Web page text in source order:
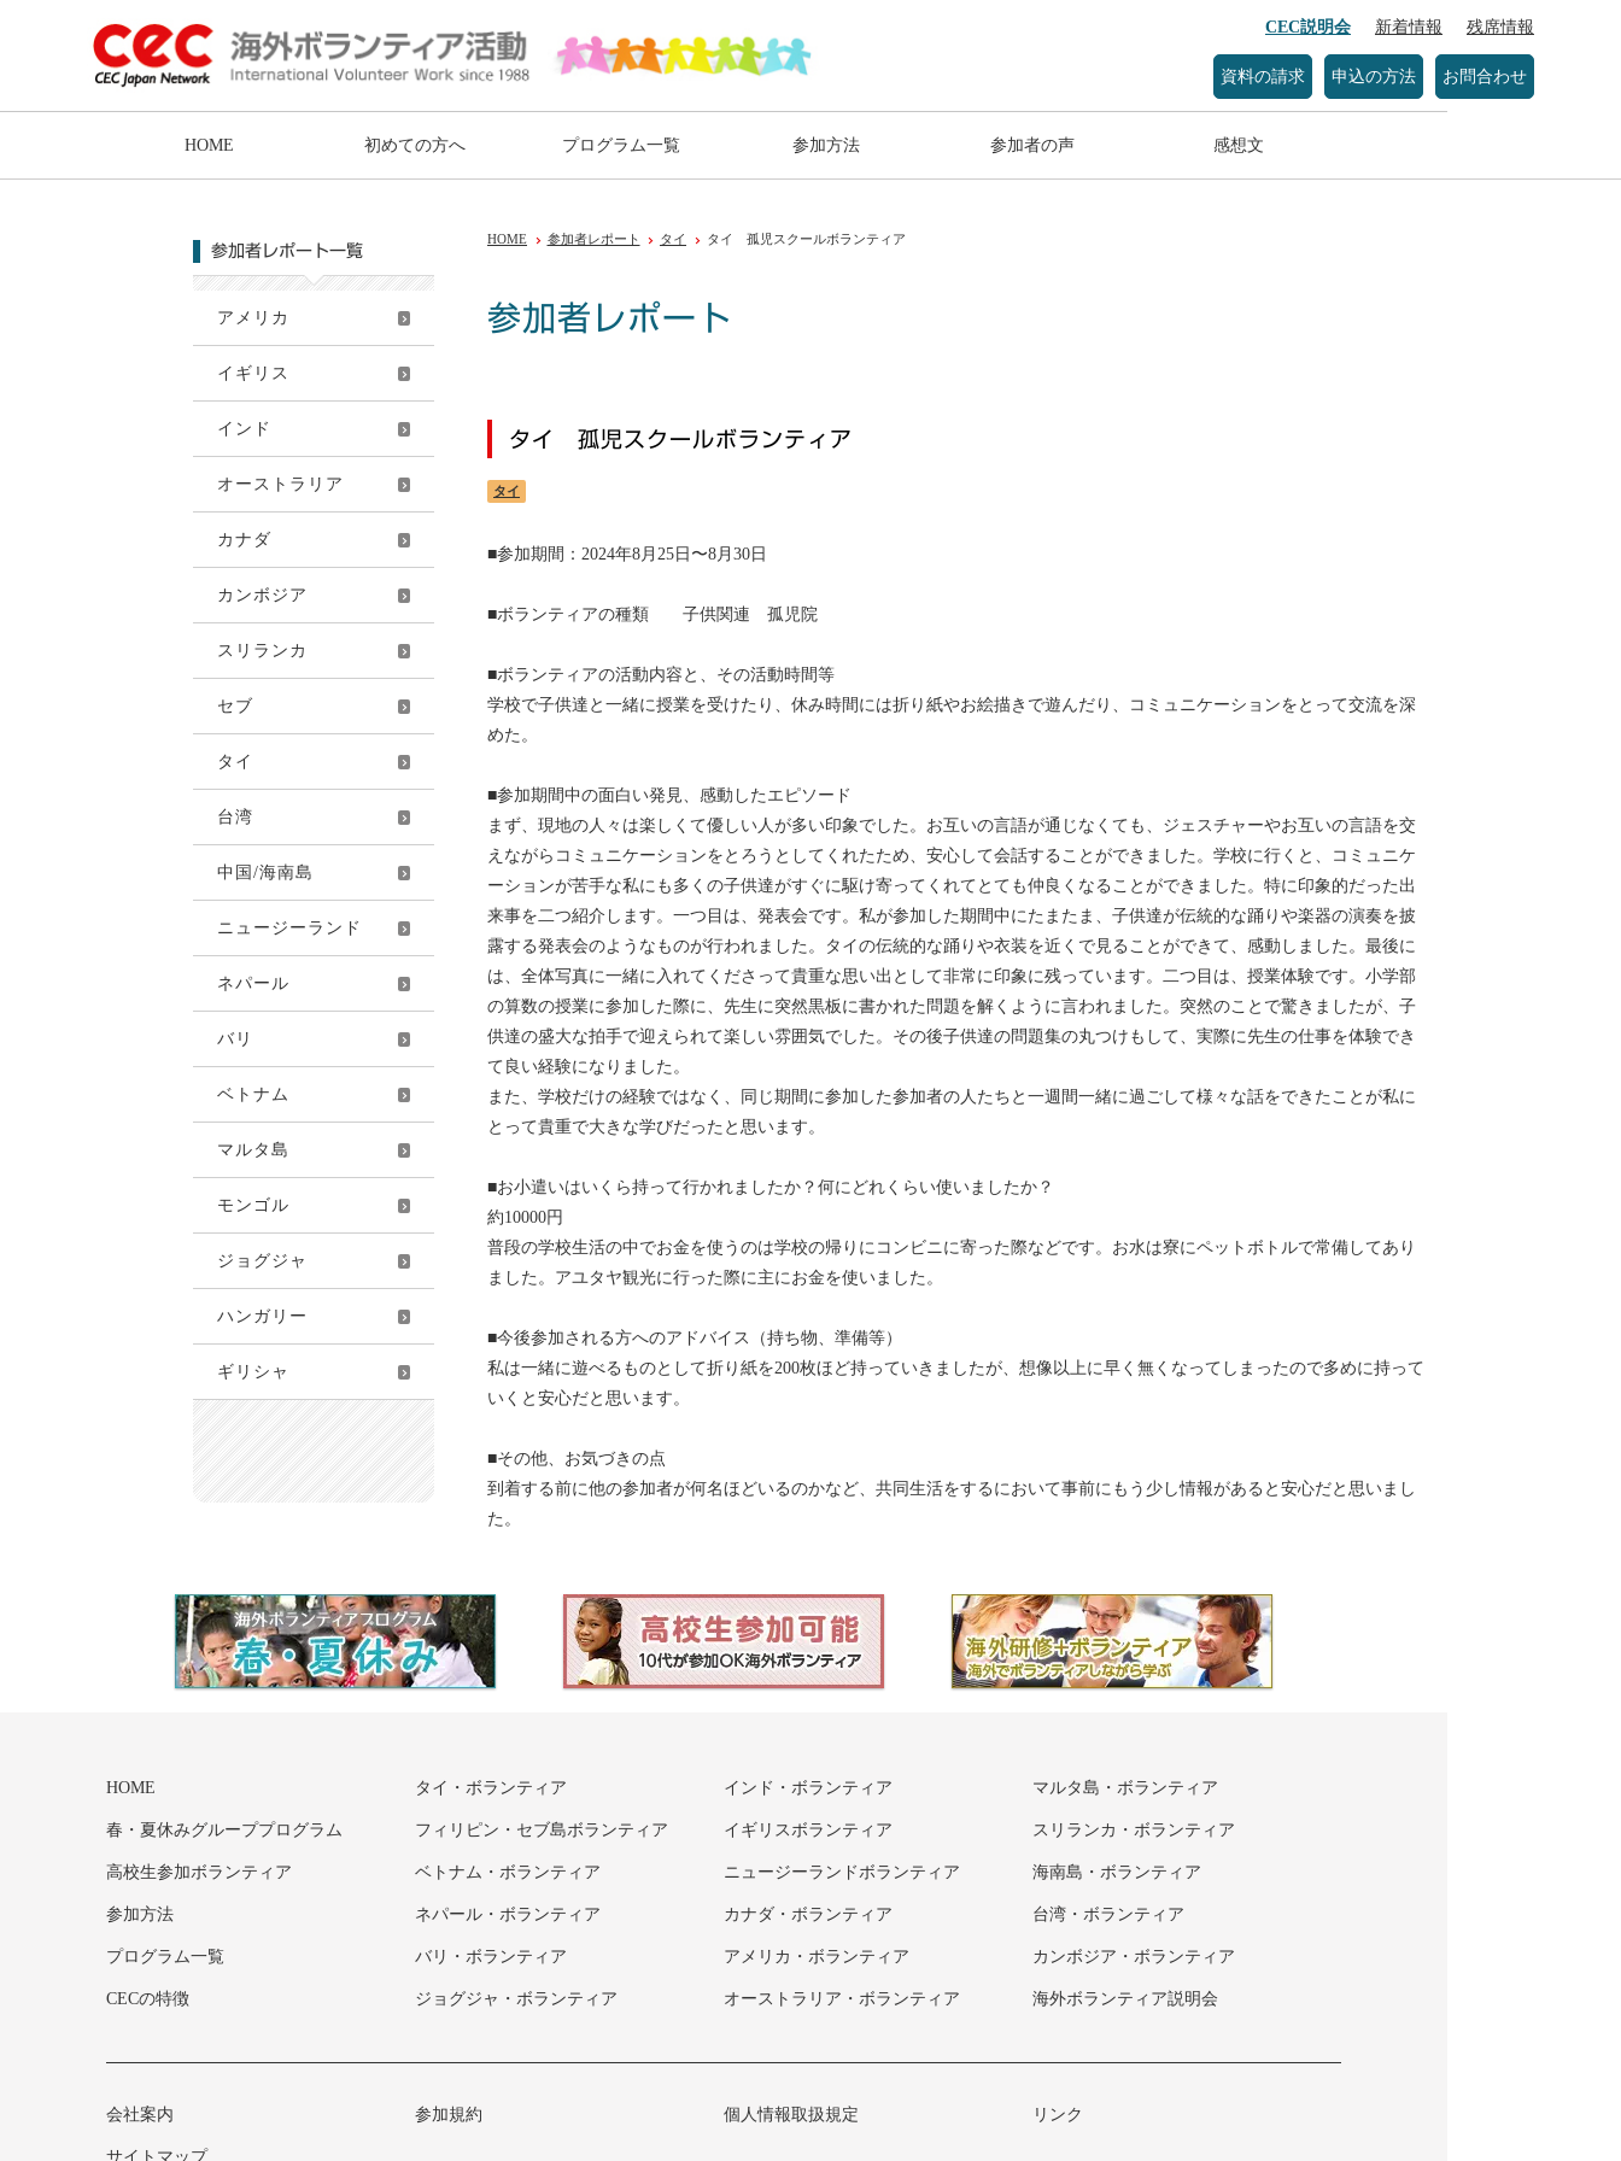
CEC説明会 新着情報 残席情報
資料の請求 申込の方法 お問合わせ
HOME 初めての方へ プログラム一覧 参加方法 参加者の声 感想文
参加者レポート一覧
アメリカ
イギリス
インド
オーストラリア
カナダ
カンボジア
スリランカ
セブ
タイ
台湾
中国/海南島
ニュージーランド
ネパール
バリ
ベトナム
マルタ島
モンゴル
ジョグジャ
ハンガリー
ギリシャ
HOME 参加者レポート タイ タイ 孤児スクールボランティア
参加者レポート
タイ 孤児スクールボランティア
タイ
■参加期間：2024年8月25日〜8月30日
■ボランティアの種類 子供関連 孤児院
■ボランティアの活動内容と、その活動時間等
学校で子供達と一緒に授業を受けたり、休み時間には折り紙やお絵描きで遊んだり、コミュニケーションをとって交流を深
めた。
■参加期間中の面白い発見、感動したエピソード
まず、現地の人々は楽しくて優しい人が多い印象でした。お互いの言語が通じなくても、ジェスチャーやお互いの言語を交
えながらコミュニケーションをとろうとしてくれたため、安心して会話することができました。学校に行くと、コミュニケ
ーションが苦手な私にも多くの子供達がすぐに駆け寄ってくれてとても仲良くなることができました。特に印象的だった出
来事を二つ紹介します。一つ目は、発表会です。私が参加した期間中にたまたま、子供達が伝統的な踊りや楽器の演奏を披
露する発表会のようなものが行われました。タイの伝統的な踊りや衣装を近くで見ることができて、感動しました。最後に
は、全体写真に一緒に入れてくださって貴重な思い出として非常に印象に残っています。二つ目は、授業体験です。小学部
の算数の授業に参加した際に、先生に突然黒板に書かれた問題を解くように言われました。突然のことで驚きましたが、子
供達の盛大な拍手で迎えられて楽しい雰囲気でした。その後子供達の問題集の丸つけもして、実際に先生の仕事を体験でき
て良い経験になりました。
また、学校だけの経験ではなく、同じ期間に参加した参加者の人たちと一週間一緒に過ごして様々な話をできたことが私に
とって貴重で大きな学びだったと思います。
■お小遣いはいくら持って行かれましたか？何にどれくらい使いましたか？
約10000円
普段の学校生活の中でお金を使うのは学校の帰りにコンビニに寄った際などです。お水は寮にペットボトルで常備してあり
ました。アユタヤ観光に行った際に主にお金を使いました。
■今後参加される方へのアドバイス（持ち物、準備等）
私は一緒に遊べるものとして折り紙を200枚ほど持っていきましたが、想像以上に早く無くなってしまったので多めに持って
いくと安心だと思います。
■その他、お気づきの点
到着する前に他の参加者が何名ほどいるのかなど、共同生活をするにおいて事前にもう少し情報があると安心だと思いまし
た。
HOME
春・夏休みグループプログラム
高校生参加ボランティア
参加方法
プログラム一覧
CECの特徴
タイ・ボランティア
フィリピン・セブ島ボランティア
ベトナム・ボランティア
ネパール・ボランティア
バリ・ボランティア
ジョグジャ・ボランティア
インド・ボランティア
イギリスボランティア
ニュージーランドボランティア
カナダ・ボランティア
アメリカ・ボランティア
オーストラリア・ボランティア
マルタ島・ボランティア
スリランカ・ボランティア
海南島・ボランティア
台湾・ボランティア
カンボジア・ボランティア
海外ボランティア説明会
会社案内 参加規約 個人情報取扱規定 リンク
サイトマップ